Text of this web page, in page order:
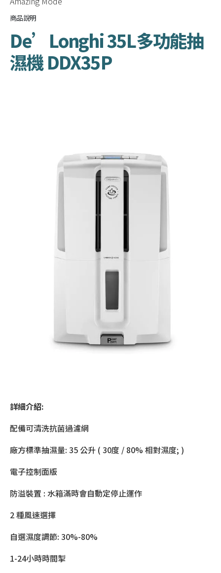
商品說明
De’Longhi 35L多功能抽
濕機 DDX35P
詳細介紹:
配備可清洗抗菌過濾網
廠方標準抽濕量: 35 公升 ( 30度 / 80% 相對濕度; )
電子控制面版
防溢裝置 : 水箱滿時會自動定停止運作
2 種風速選擇
自選濕度調節: 30%-80%
1-24小時時間掣